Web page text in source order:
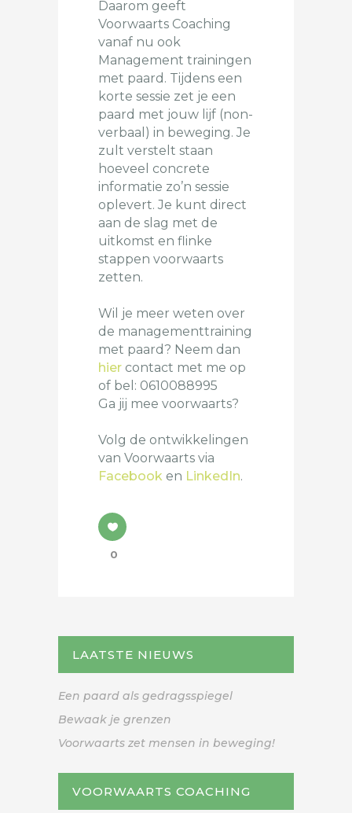
Daarom geeft
Voorwaarts Coaching
vanaf nu ook
Management trainingen
met paard. Tijdens een
korte sessie zet je een
paard met jouw lijf (non-
verbaal) in beweging. Je
zult verstelt staan
hoeveel concrete
informatie zo’n sessie
oplevert. Je kunt direct
aan de slag met de
uitkomst en flinke
stappen voorwaarts
zetten.
Wil je meer weten over
de managementtraining
met paard? Neem dan
hier contact met me op
of bel: 0610088995
Ga jij mee voorwaarts?
Volg de ontwikkelingen
van Voorwaarts via
Facebook en LinkedIn.
0
LAATSTE NIEUWS
Een paard als gedragsspiegel
Bewaak je grenzen
Voorwaarts zet mensen in beweging!
VOORWAARTS COACHING